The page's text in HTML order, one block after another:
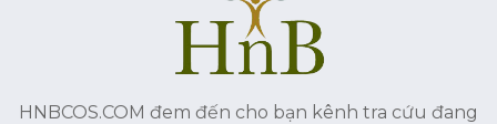
HNBCOS.COM đem đến cho bạn kênh tra cứu đang